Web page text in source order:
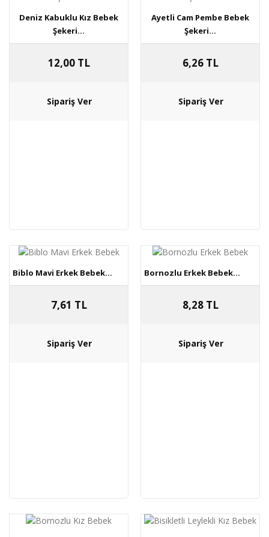
Deniz Kabuklu Kız Bebek
Şekeri...
12,00 TL
Ayetli Cam Pembe Bebek
Şekeri...
6,26 TL
Biblo Mavi Erkek Bebek...
7,61 TL
Bornozlu Erkek Bebek...
8,28 TL